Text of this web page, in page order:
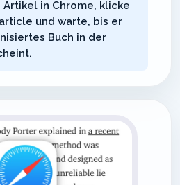
Artikel in Chrome, klicke
und warte, bis er
Buch in der